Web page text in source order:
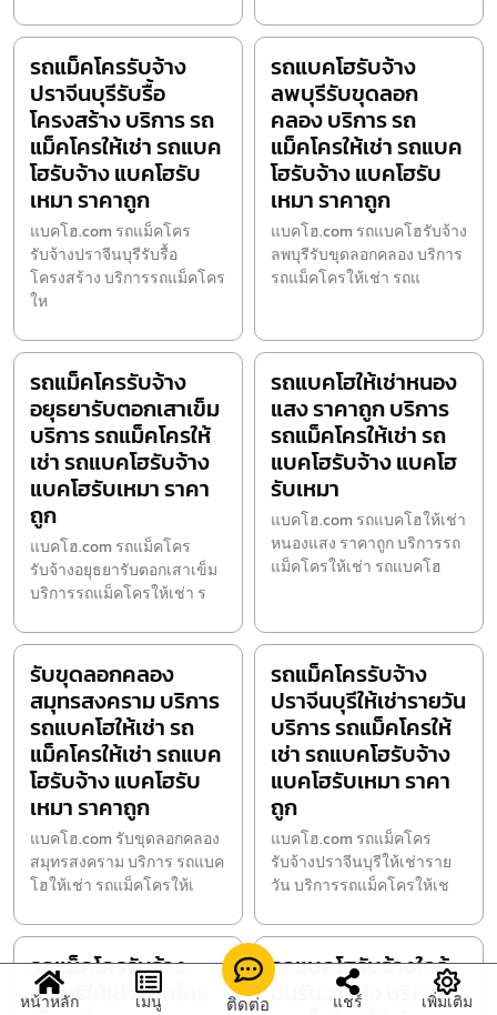
รถแม็คโครรับจ้าง
ปราจีนบุรีรับรื้อ
โครงสร้าง บริการ รถ
แม็คโครให้เช่า รถแบค
โฮรับจ้าง แบคโฮรับ
เหมา ราคาถูก
แบคโฮ.com รถแม็คโคร
รับจ้างปราจีนบุรีรับรื้อ
โครงสร้าง บริการรถแม็คโคร
ให
รถแบคโฮรับจ้าง
ลพบุรีรับขุดลอก
คลอง บริการ รถ
แม็คโครให้เช่า รถแบค
โฮรับจ้าง แบคโฮรับ
เหมา ราคาถูก
แบคโฮ.com รถแบคโฮรับจ้าง
ลพบุรีรับขุดลอกคลอง บริการ
รถแม็คโครให้เช่า รถแ
รถแม็คโครรับจ้าง
อยุธยารับตอกเสาเข็ม
บริการ รถแม็คโครให้
เช่า รถแบคโฮรับจ้าง
แบคโฮรับเหมา ราคา
ถูก
แบคโฮ.com รถแม็คโคร
รับจ้างอยุธยารับตอกเสาเข็ม
บริการรถแม็คโครให้เช่า ร
รถแบคโฮให้เช่าหนอง
แสง ราคาถูก บริการ
รถแม็คโครให้เช่า รถ
แบคโฮรับจ้าง แบคโฮ
รับเหมา
แบคโฮ.com รถแบคโฮให้เช่า
หนองแสง ราคาถูก บริการรถ
แม็คโครให้เช่า รถแบคโฮ
รับขุดลอกคลอง
สมุทรสงคราม บริการ
รถแบคโฮให้เช่า รถ
แม็คโครให้เช่า รถแบค
โฮรับจ้าง แบคโฮรับ
เหมา ราคาถูก
แบคโฮ.com รับขุดลอกคลอง
สมุทรสงคราม บริการ รถแบค
โฮให้เช่า รถแม็คโครให้เ
รถแม็คโครรับจ้าง
ปราจีนบุรีให้เช่ารายวัน
บริการ รถแม็คโครให้
เช่า รถแบคโฮรับจ้าง
แบคโฮรับเหมา ราคา
ถูก
แบคโฮ.com รถแม็คโคร
รับจ้างปราจีนบุรีให้เช่าราย
วัน บริการรถแม็คโครให้เช
รถแม็คโครรับจ้าง
สระบุรีให้เช่าแม็คโคร
รถแบคโฮรับจ้างใกล้
ฉันรับวางท่อ บริการ
หน้าหลัก เมนู ติดต่อ แชร์ เพิ่มเติม